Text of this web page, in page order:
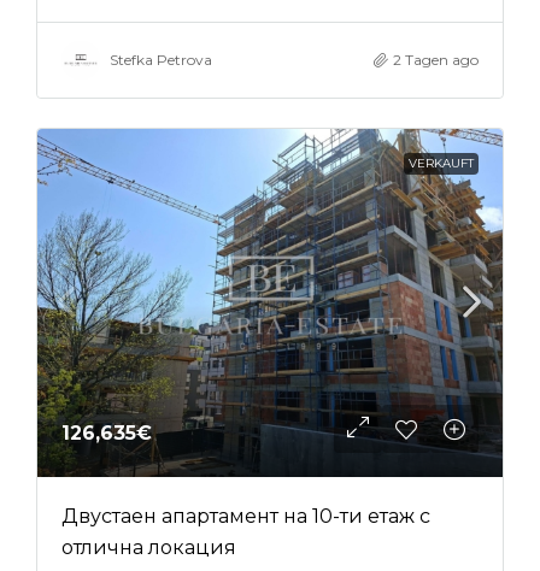
Stefka Petrova 2 Tagen ago
VERKAUFT
126,635€
Двустаен апартамент на 10-ти етаж с
отлична локация